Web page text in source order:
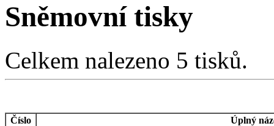
Sněmovní tisky
Celkem nalezeno 5 tisků.
Číslo
Úplný